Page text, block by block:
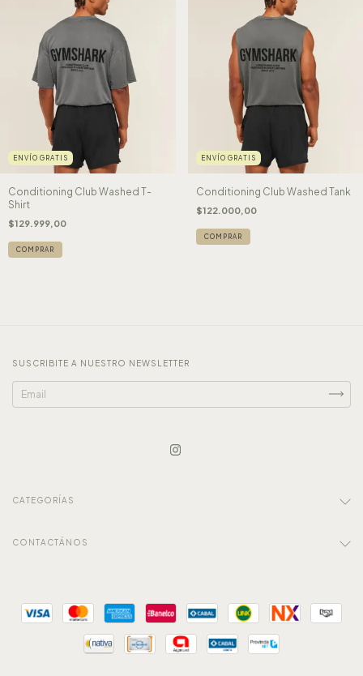
ENVÍO GRATIS
Conditioning Club Washed T-
Shirt
$129.999,00
COMPRAR
ENVÍO GRATIS
Conditioning Club Washed Tank
$122.000,00
COMPRAR
SUSCRIBITE A NUESTRO NEWSLETTER
CATEGORÍAS
CONTACTÁNOS